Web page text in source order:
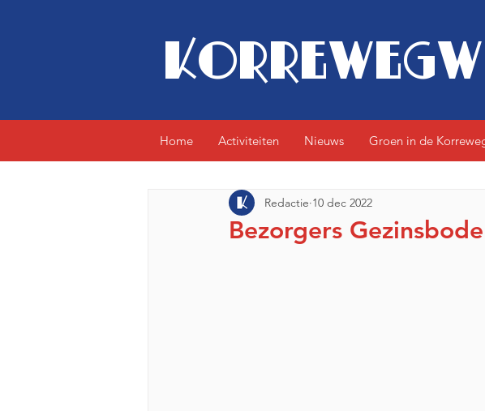
Home Activiteiten Nieuws Groen in de
Bezorgers
Redactie 10 dec 2022